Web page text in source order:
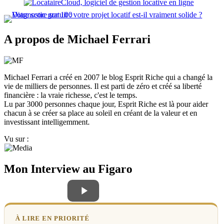
A propos de Michael Ferrari
Michael Ferrari a créé en 2007 le blog Esprit Riche qui a changé la
vie de milliers de personnes. Il est parti de zéro et créé sa liberté
financière : la vraie richesse, c'est le temps.
Lu par 3000 personnes chaque jour, Esprit Riche est là pour aider
chacun à se créer sa place au soleil en créant de la valeur et en
investissant intelligemment.
Vu sur :
Mon Interview au Figaro
À LIRE EN PRIORITÉ